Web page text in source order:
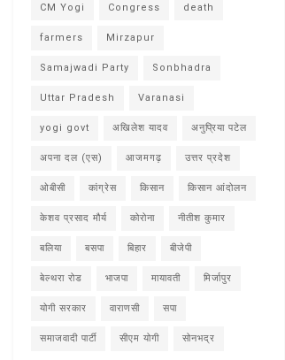
CM Yogi Congress death
farmers Mirzapur
Samajwadi Party Sonbhadra
Uttar Pradesh Varanasi
yogi govt अखिलेश यादव अनुप्रिया पटेल
अपना दल (एस) आजमगढ़ उत्तर प्रदेश
ओबीसी कांग्रेस किसान किसान आंदोलन
केशव प्रसाद मौर्य कोरोना नीतीश कुमार
बलिया बसपा बिहार बीजेपी
बेल्थरा रोड भाजपा मायावती मिर्जापुर
योगी सरकार वाराणसी सपा
समाजवादी पार्टी सीएम योगी सोनभद्र